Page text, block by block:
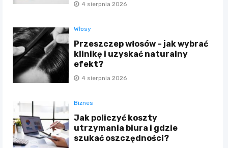
4 sierpnia 2026
Włosy
Przeszczep włosów – jak wybrać
klinikę i uzyskać naturalny
efekt?
4 sierpnia 2026
Biznes
Jak policzyć koszty
utrzymania biura i gdzie
szukać oszczędności?